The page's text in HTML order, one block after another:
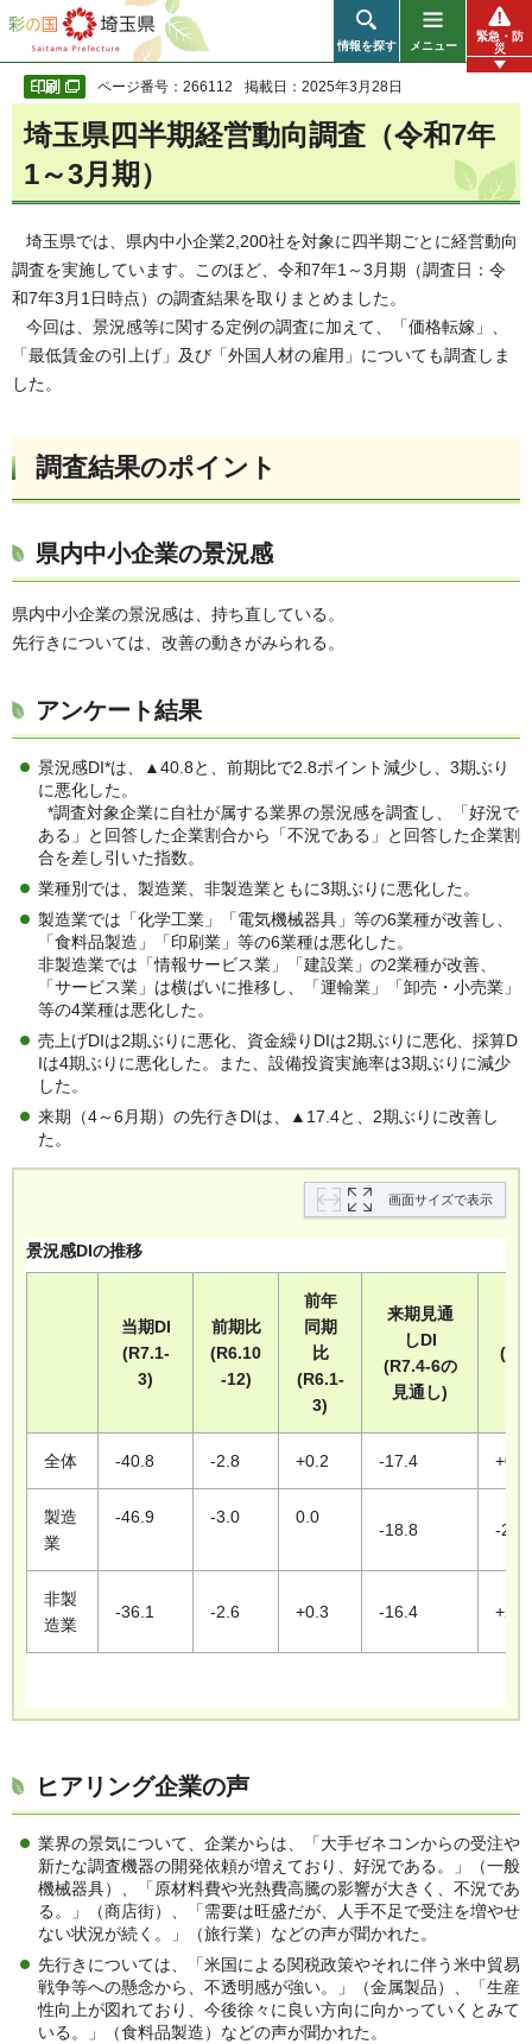
彩の国 埼玉県
情報を探す メニュー
緊急・防
災
ページ番号：266112 掲載日：2025年3月28日
埼玉県四半期経営動向調査（令和7年
1～3月期）
埼玉県では、県内中小企業2,200社を対象に四半期ごとに経営動向
調査を実施しています。このほど、令和7年1～3月期（調査日：令
和7年3月1日時点）の調査結果を取りまとめました。
今回は、景況感等に関する定例の調査に加えて、「価格転嫁」、
「最低賃金の引上げ」及び「外国人材の雇用」についても調査しま
した。
調査結果のポイント
県内中小企業の景況感
県内中小企業の景況感は、持ち直している。
先行きについては、改善の動きがみられる。
アンケート結果
景況感DI*は、▲40.8と、前期比で2.8ポイント減少し、3期ぶり
に悪化した。
*調査対象企業に自社が属する業界の景況感を調査し、「好況で
ある」と回答した企業割合から「不況である」と回答した企業割
合を差し引いた指数。
業種別では、製造業、非製造業ともに3期ぶりに悪化した。
製造業では「化学工業」「電気機械器具」等の6業種が改善し、
「食料品製造」「印刷業」等の6業種は悪化した。
非製造業では「情報サービス業」「建設業」の2業種が改善、
「サービス業」は横ばいに推移し、「運輸業」「卸売・小売業」
等の4業種は悪化した。
売上げDIは2期ぶりに悪化、資金繰りDIは2期ぶりに悪化、採算D
Iは4期ぶりに悪化した。また、設備投資実施率は3期ぶりに減少
した。
来期（4～6月期）の先行きDIは、▲17.4と、2期ぶりに改善し
た。
画面サイズで表示
景況感DIの推移
当期DI
(R7.1-
3)
前期比
(R6.10
-12)
前年
同期
比
(R6.1-
3)
来期見通
しDI
(R7.4-6の
見通し)
全体 -40.8 -2.8 +0.2 -17.4 +0.3
製造
業
-46.9 -3.0 0.0
-18.8 -2.2
非製
造業
-36.1 -2.6 +0.3 -16.4 +2.2
ヒアリング企業の声
業界の景気について、企業からは、「大手ゼネコンからの受注や
新たな調査機器の開発依頼が増えており、好況である。」（一般
機械器具）、「原材料費や光熱費高騰の影響が大きく、不況であ
る。」（商店街）、「需要は旺盛だが、人手不足で受注を増やせ
ない状況が続く。」（旅行業）などの声が聞かれた。
先行きについては、「米国による関税政策やそれに伴う米中貿易
戦争等への懸念から、不透明感が強い。」（金属製品）、「生産
性向上が図れており、今後徐々に良い方向に向かっていくとみて
いる。」（食料品製造）などの声が聞かれた。